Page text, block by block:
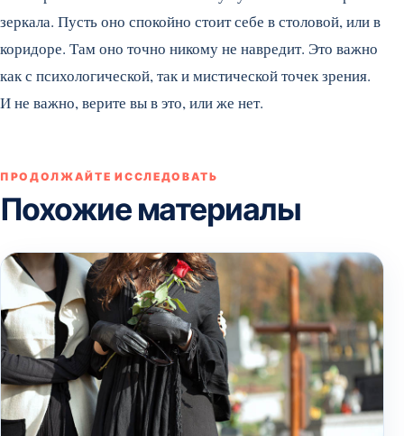
зеркала. Пусть оно спокойно стоит себе в столовой, или в
коридоре. Там оно точно никому не навредит. Это важно
как с психологической, так и мистической точек зрения.
И не важно, верите вы в это, или же нет.
ПРОДОЛЖАЙТЕ ИССЛЕДОВАТЬ
Похожие материалы